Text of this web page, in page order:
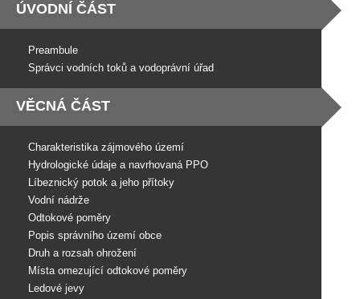
ÚVODNÍ ČÁST
Preambule
Správci vodních toků a vodoprávní úřad
VĚCNÁ ČÁST
Charakteristika zájmového území
Hydrologické údaje a navrhovaná PPO
Líbeznický potok a jeho přítoky
Vodní nádrže
Odtokové poměry
Popis správního území obce
Druh a rozsah ohrožení
Místa omezující odtokové poměry
Ledové jevy